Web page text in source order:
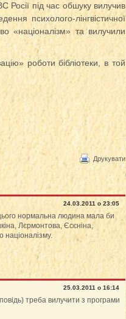
Росії під час обшуку вилучив
психолого-лінгвістичної
«націоналізм» та вилучили
роботи бібліотеки, в той
Друкувати
24.03.2011 о 23:05
нормальна людина мала би
Лєрмонтова, Єсєніна,
націоналізму.
25.03.2011 о 16:14
треба вилучити з програми